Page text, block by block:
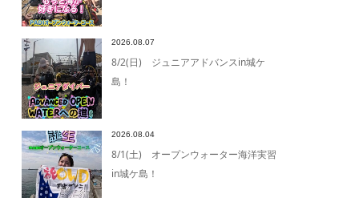
2026.08.07
8/2(日) ジュニアアドバンスin城ケ
島！
2026.08.04
8/1(土) オープンウォーター海洋実習
in城ケ島！